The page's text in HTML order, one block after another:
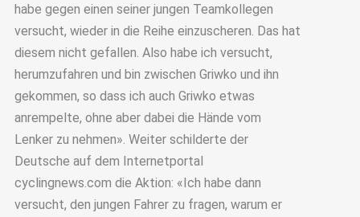
habe gegen einen seiner jungen Teamkollegen
versucht, wieder in die Reihe einzuscheren. Das hat
diesem nicht gefallen. Also habe ich versucht,
herumzufahren und bin zwischen Griwko und ihn
gekommen, so dass ich auch Griwko etwas
anrempelte, ohne aber dabei die Hände vom
Lenker zu nehmen». Weiter schilderte der
Deutsche auf dem Internetportal
cyclingnews.com die Aktion: «Ich habe dann
versucht, den jungen Fahrer zu fragen, warum er